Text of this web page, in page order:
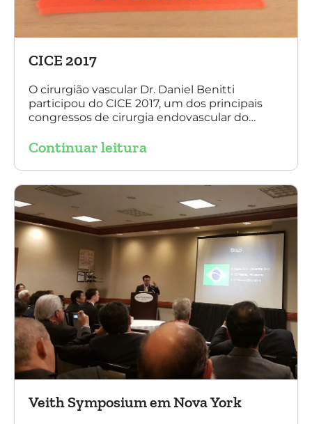
CICE 2017
O cirurgião vascular Dr. Daniel Benitti
participou do CICE 2017, um dos principais
congressos de cirurgia endovascular do
sobre a experiência brasileira no tratamento
multilayer. Mais de 200 pacientes operados
sem nenhum caso de paraplegia!
Continuar leitura
Veith Symposium em Nova York